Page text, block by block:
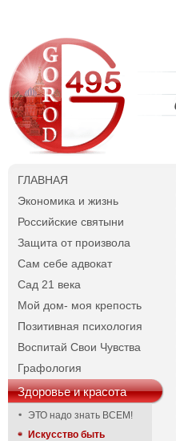
ГЛАВНАЯ
Экономика и жизнь
Российские святыни
Защита от произвола
Сам себе адвокат
Сад 21 века
Мой дом- моя крепость
Позитивная психология
Воспитай Свои Чувства
Графология
Здоровье и красота
ЭТО надо знать ВСЕМ!
Искусство быть